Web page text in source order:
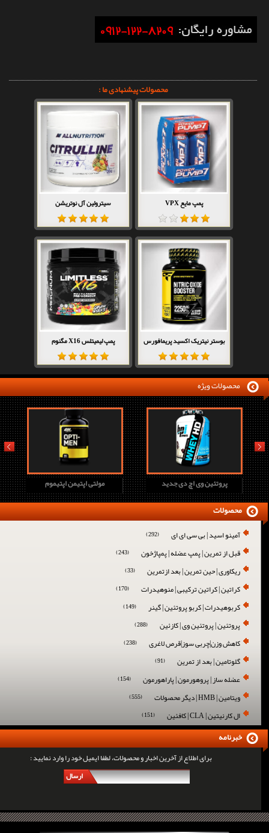
محصولات پیشنهادی ما :
پمپ مایع VPX سیترولین آل نوتریشن
بوستر نیتریک اکسید پریمافورس پمپ لیمیتلس X16 مگنوم
محصولات ویژه
مولتی اپتیمن اپتیموم پروتئین وی اچ دی جدید
prev next
آمینو اسید | بی سی ای ای (292)
قبل از تمرین | پمپ عضله | پمپاژخون (243)
ریکاوری | حین تمرین | بعد ازتمرین (33)
کراتین | کراتین ترکیبی | منوهیدرات (170)
کربوهیدرات | کربو پروتئین | گینر (149)
پروتئین | پروتئین وی | کازئین (288)
کاهش وزن|چربی سوز|قرص لاغری (238)
گلوتامین | بعد از تمرین (91)
عضله ساز | پروهورمون | پاراهورمون (154)
ویتامین | HMB | دیگر محصولات (555)
ال کارنیتین | CLA | کافئین (151)
محصولات
برای اطلاع از آخرین اخبار و محصولات، لطفا ایمیل خود را وارد نمایید :
ارسال
خبرنامه